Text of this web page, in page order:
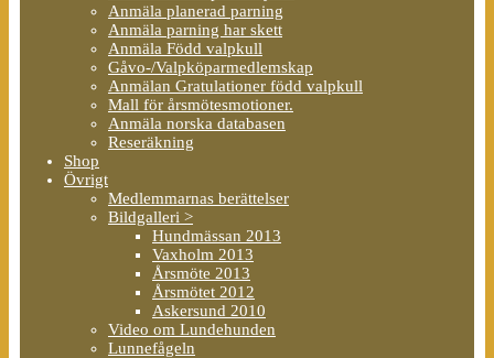
Anmäla planerad parning
Anmäla parning har skett
Anmäla Född valpkull
Gåvo-/Valpköparmedlemskap
Anmälan Gratulationer född valpkull
Mall för årsmötesmotioner.
Anmäla norska databasen
Reseräkning
Shop
Övrigt
Medlemmarnas berättelser
Bildgalleri >
Hundmässan 2013
Vaxholm 2013
Årsmöte 2013
Årsmötet 2012
Askersund 2010
Video om Lundehunden
Lunnefågeln